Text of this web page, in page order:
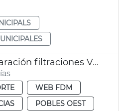
JGL Licitación reparación filtraciones Velódromo València
WEB FDM
POBLES OEST